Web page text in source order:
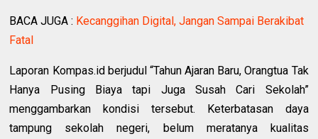
BACA JUGA : Kecanggihan Digital, Jangan Sampai Berakibat
Fatal
Laporan Kompas.id berjudul “Tahun Ajaran Baru, Orangtua Tak
Hanya Pusing Biaya tapi Juga Susah Cari Sekolah”
menggambarkan kondisi tersebut. Keterbatasan daya
tampung sekolah negeri, belum meratanya kualitas